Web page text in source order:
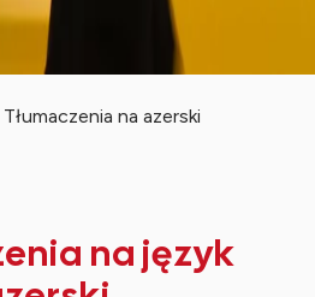
Tłumaczenia na azerski
na język